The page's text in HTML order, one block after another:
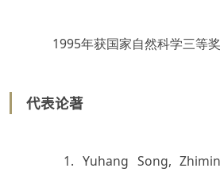
1995年获国家自然科学三等奖
代表论著
1. Yuhang Song,